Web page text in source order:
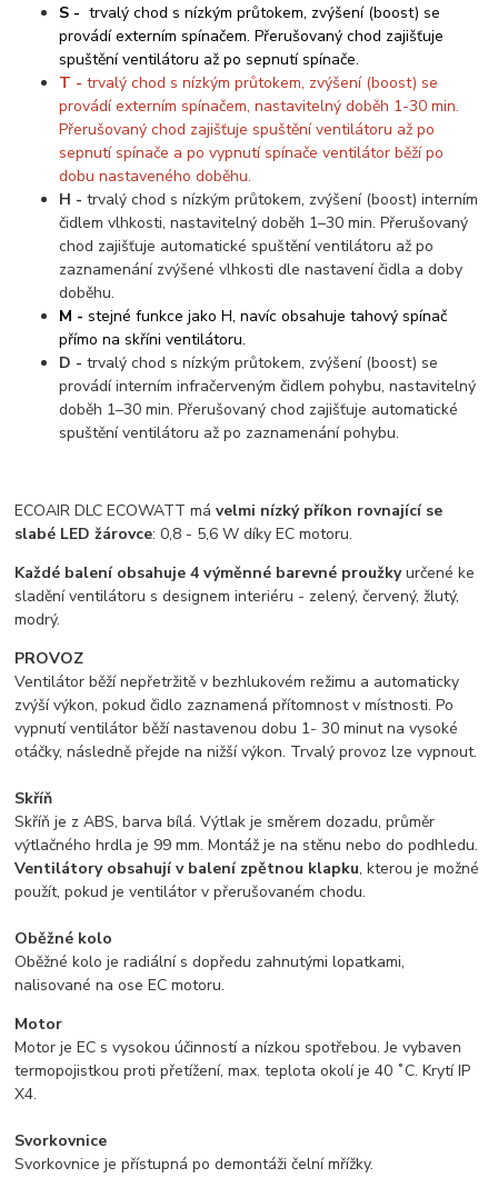
S -trvalý chod s nízkým průtokem, zvýšení (boost) se
provádí externím spínačem. Přerušovaný chod zajišťuje
spuštění ventilátoru až po sepnutí spínače.
T -trvalý chod s nízkým průtokem, zvýšení (boost) se
provádí externím spínačem, nastavitelný doběh 1-30 min.
Přerušovaný chod zajišťuje spuštění ventilátoru až po
sepnutí spínače a po vypnutí spínače ventilátor běží po
dobu nastaveného doběhu.
H -trvalý chod s nízkým průtokem, zvýšení (boost) interním
čidlem vlhkosti, nastavitelný doběh 1–30 min. Přerušovaný
chod zajišťuje automatické spuštění ventilátoru až po
zaznamenání zvýšené vlhkosti dle nastavení čidla a doby
doběhu.
M -stejné funkce jako H, navíc obsahuje tahový spínač
přímo na skříni ventilátoru.
D -trvalý chod s nízkým průtokem, zvýšení (boost) se
provádí interním infračerveným čidlem pohybu, nastavitelný
doběh 1–30 min. Přerušovaný chod zajišťuje automatické
spuštění ventilátoru až po zaznamenání pohybu.
ECOAIR DLC ECOWATT mávelmi nízký příkon rovnající se
slabé LED žárovce: 0,8 - 5,6 W díky EC motoru.
Každé balení obsahuje 4 výměnné barevné proužkyurčené ke
sladění ventilátoru s designem interiéru - zelený, červený, žlutý,
modrý.
PROVOZ
Ventilátor běží nepřetržitě v bezhlukovém režimu a automaticky
zvýší výkon, pokud čidlo zaznamená přítomnost v místnosti. Po
vypnutí ventilátor běží nastavenou dobu 1- 30 minut na vysoké
otáčky, následně přejde na nižší výkon. Trvalý provoz lze vypnout.
Skříň
Skříň je z ABS, barva bílá. Výtlak je směrem dozadu, průměr
výtlačného hrdla je 99 mm. Montáž je na stěnu nebo do podhledu.
Ventilátory obsahují v balení zpětnou klapku, kterou je možné
použít, pokud je ventilátor v přerušovaném chodu.
Oběžné kolo
Oběžné kolo je radiální s dopředu zahnutými lopatkami,
nalisované na ose EC motoru.
Motor
Motor je EC s vysokou účinností a nízkou spotřebou. Je vybaven
termopojistkou proti přetížení, max. teplota okolí je 40 ˚C. Krytí IP
X4.
Svorkovnice
Svorkovnice je přístupná po demontáži čelní mřížky.